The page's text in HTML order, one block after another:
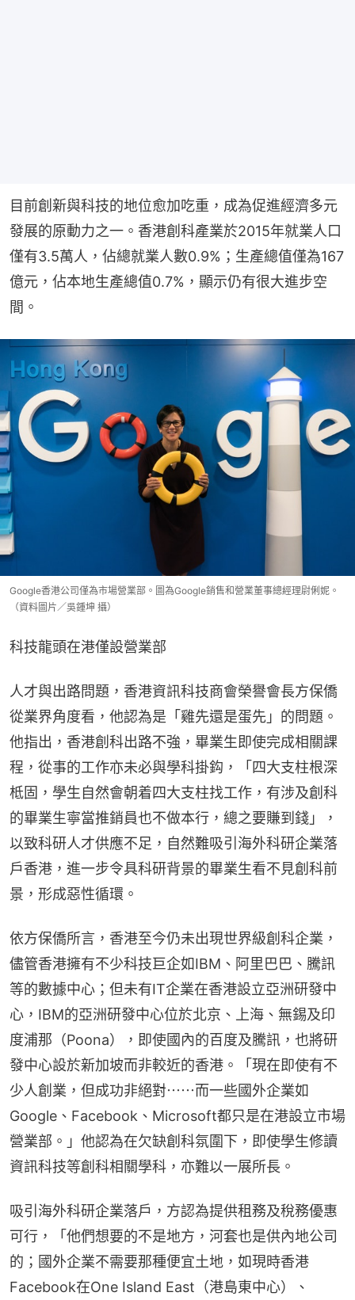
目前創新與科技的地位愈加吃重，成為促進經濟多元
發展的原動力之一。香港創科產業於2015年就業人口
僅有3.5萬人，佔總就業人數0.9%；生產總值僅為167
億元，佔本地生產總值0.7%，顯示仍有很大進步空
間。
Google香港公司僅為市場營業部。圖為Google銷售和營業董事總經理尉俐妮。
（資料圖片／吳鍾坤 攝）
科技龍頭在港僅設營業部
人才與出路問題，香港資訊科技商會榮譽會長方保僑
從業界角度看，他認為是「雞先還是蛋先」的問題。
他指出，香港創科出路不強，畢業生即使完成相關課
程，從事的工作亦未必與學科掛鈎，「四大支柱根深
柢固，學生自然會朝着四大支柱找工作，有涉及創科
的畢業生寧當推銷員也不做本行，總之要賺到錢」，
以致科研人才供應不足，自然難吸引海外科研企業落
戶香港，進一步令具科研背景的畢業生看不見創科前
景，形成惡性循環。
依方保僑所言，香港至今仍未出現世界級創科企業，
儘管香港擁有不少科技巨企如IBM、阿里巴巴、騰訊
等的數據中心；但未有IT企業在香港設立亞洲研發中
心，IBM的亞洲研發中心位於北京、上海、無錫及印
度浦那（Poona），即使國內的百度及騰訊，也將研
發中心設於新加坡而非較近的香港。「現在即使有不
少人創業，但成功非絕對⋯⋯而一些國外企業如
Google、Facebook、Microsoft都只是在港設立市場
營業部。」他認為在欠缺創科氛圍下，即使學生修讀
資訊科技等創科相關學科，亦難以一展所長。
吸引海外科研企業落戶，方認為提供租務及稅務優惠
可行，「他們想要的不是地方，河套也是供內地公司
的；國外企業不需要那種便宜土地，如現時香港
Facebook在One Island East（港島東中心）、